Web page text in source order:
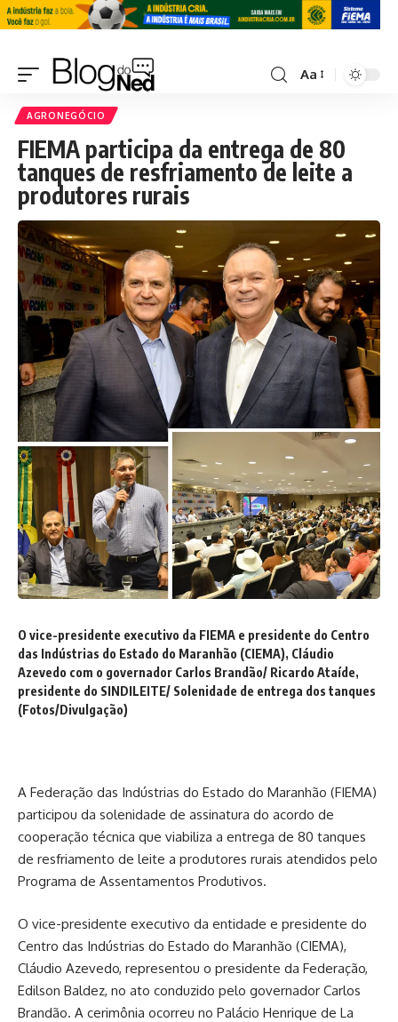
Aa
AGRONEGÓCIO
FIEMA participa da entrega de 80
tanques de resfriamento de leite a
produtores rurais
O vice-presidente executivo da FIEMA e presidente do Centro
das Indústrias do Estado do Maranhão (CIEMA), Cláudio
Azevedo com o governador Carlos Brandão/ Ricardo Ataíde,
presidente do SINDILEITE/ Solenidade de entrega dos tanques
(Fotos/Divulgação)
A Federação das Indústrias do Estado do Maranhão (FIEMA)
participou da solenidade de assinatura do acordo de
cooperação técnica que viabiliza a entrega de 80 tanques
de resfriamento de leite a produtores rurais atendidos pelo
Programa de Assentamentos Produtivos.
O vice-presidente executivo da entidade e presidente do
Centro das Indústrias do Estado do Maranhão (CIEMA),
Cláudio Azevedo, representou o presidente da Federação,
Edilson Baldez, no ato conduzido pelo governador Carlos
Brandão. A cerimônia ocorreu no Palácio Henrique de La